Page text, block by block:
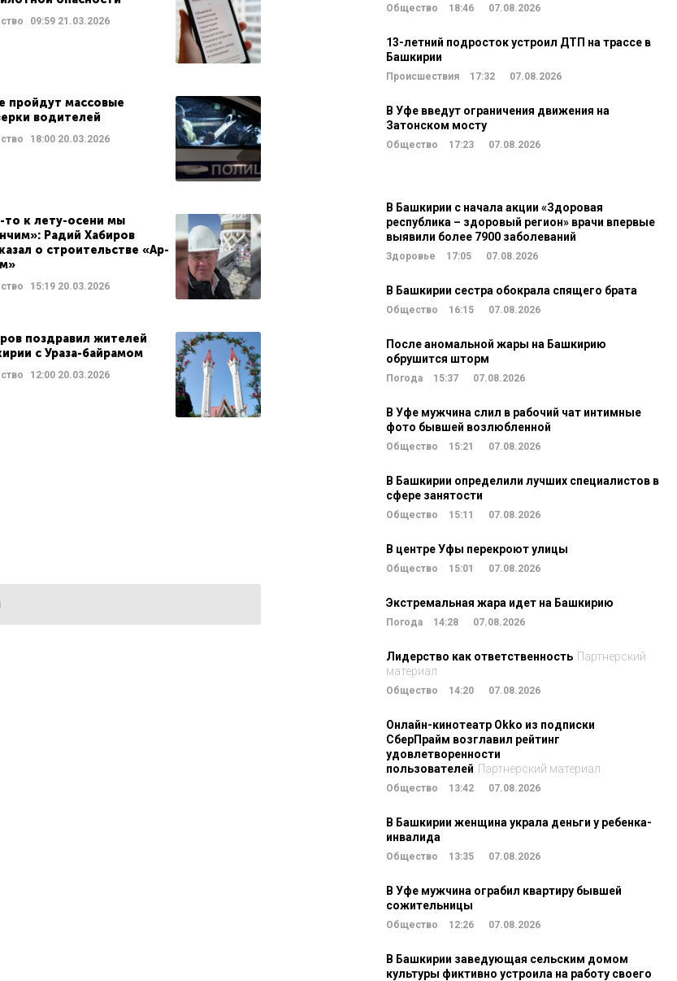
09:5921.03.2026
пройдут массовые
водителей
18:0020.03.2026
то к лету-осени мы
Радий Хабиров
о строительстве «Ар-
15:1920.03.2026
поздравил жителей
с Ураза-байрамом
12:0020.03.2026
Общество 18:46 07.08.2026
13-летний подросток устроил ДТП на трассе в
Башкирии
Происшествия 17:32 07.08.2026
В Уфе введут ограничения движения на
Затонском мосту
Общество 17:23 07.08.2026
В Башкирии с начала акции «Здоровая
республика – здоровый регион» врачи впервые
выявили более 7900 заболеваний
Здоровье 17:05 07.08.2026
В Башкирии сестра обокрала спящего брата
Общество 16:15 07.08.2026
После аномальной жары на Башкирию
обрушится шторм
Погода 15:37 07.08.2026
В Уфе мужчина слил в рабочий чат интимные
фото бывшей возлюбленной
Общество 15:21 07.08.2026
В Башкирии определили лучших специалистов в
сфере занятости
Общество 15:11 07.08.2026
В центре Уфы перекроют улицы
Общество 15:01 07.08.2026
Экстремальная жара идет на Башкирию
Погода 14:28 07.08.2026
Лидерство как ответственность Партнерский
материал
Общество 14:20 07.08.2026
Онлайн-кинотеатр Okko из подписки
СберПрайм возглавил рейтинг
удовлетворенности
пользователей Партнерский материал
Общество 13:42 07.08.2026
В Башкирии женщина украла деньги у ребенка-
инвалида
Общество 13:35 07.08.2026
В Уфе мужчина ограбил квартиру бывшей
сожительницы
Общество 12:26 07.08.2026
В Башкирии заведующая сельским домом
культуры фиктивно устроила на работу своего